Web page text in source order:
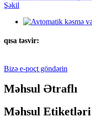
qısa təsvir:
Bizə e-poçt göndərin
Məhsul Ətraflı
Məhsul Etiketləri